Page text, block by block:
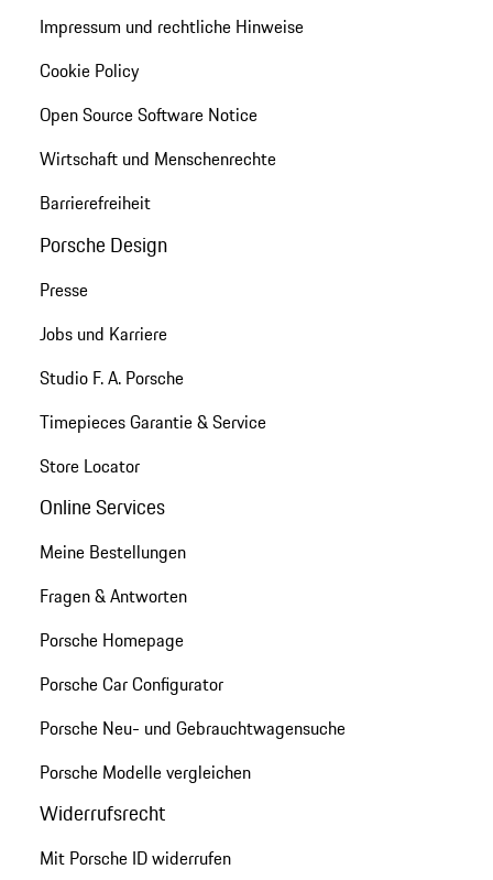
Impressum und rechtliche Hinweise
Cookie Policy
Open Source Software Notice
Wirtschaft und Menschenrechte
Barrierefreiheit
Porsche Design
Presse
Jobs und Karriere
Studio F. A. Porsche
Timepieces Garantie & Service
Store Locator
Online Services
Meine Bestellungen
Fragen & Antworten
Porsche Homepage
Porsche Car Configurator
Porsche Neu- und Gebrauchtwagensuche
Porsche Modelle vergleichen
Widerrufsrecht
Mit Porsche ID widerrufen